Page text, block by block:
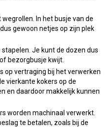
In het busje van de
gewoon netjes op zijn plek
Je kunt de dozen dus
bezorgbusje kwijt.
op vertraging bij het verwerken
vierkante kokers op de
en daardoor makkelijk kunnen
worden machinaal verwerkt.
te betalen, zoals bij de